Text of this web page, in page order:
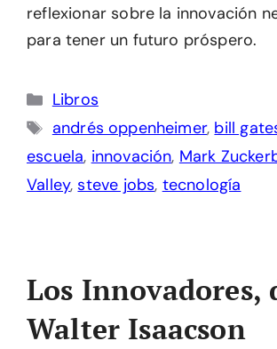
reflexionar sobre la innovación
para tener un futuro próspero.
Categorías
Libros
Etiquetas
andrés oppenheimer, bill
escuela, innovación, Mark
Valley,steve jobs, tecnología
Los Innovadores,
Walter Isaacson